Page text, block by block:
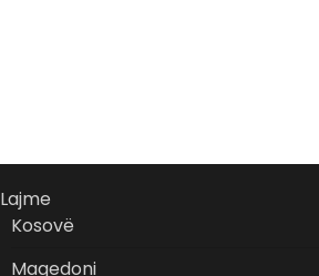
Lajme
Kosovë
Maqedoni